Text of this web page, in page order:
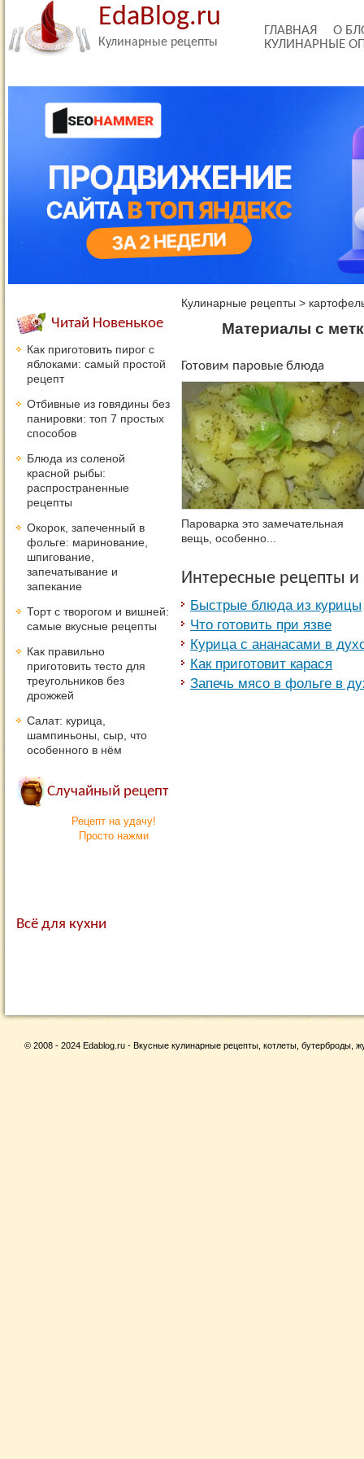
EdaBlog.ru
Кулинарные рецепты
ГЛАВНАЯ
О
КУЛИНАРНЫЕ
Кулинарные рецепты >
Материалы с
Готовим паровые блюда
Пароварка это замечательная
вещь, особенно...
Интересные рецепты
Быстрые блюда из курицы
Что готовить при язве
Курица с ананасами в
Как приготовит карася
Запечь мясо в фольге в
Читай Новенькое
Как приготовить пирог с
яблоками: самый простой
рецепт
Отбивные из говядины без
панировки: топ 7 простых
способов
Блюда из соленой
красной рыбы:
распространенные
рецепты
Окорок, запеченный в
фольге: маринование,
шпигование,
запечатывание и
запекание
Торт с творогом и вишней:
самые вкусные рецепты
Как правильно
приготовить тесто для
треугольников без
дрожжей
Салат: курица,
шампиньоны, сыр, что
особенного в нём
Случайный рецепт
Рецепт на удачу!
Просто нажми
Всё для кухни
© 2008 - 2024 Edablog.ru - Вкусные кулинарные рецепты, котлеты, бутерброды,